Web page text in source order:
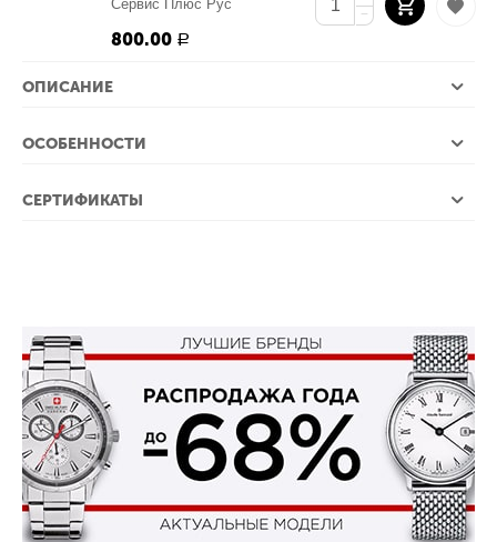
Сервис Плюс Рус
800.00 Р
−
ОПИСАНИЕ
ОСОБЕННОСТИ
СЕРТИФИКАТЫ